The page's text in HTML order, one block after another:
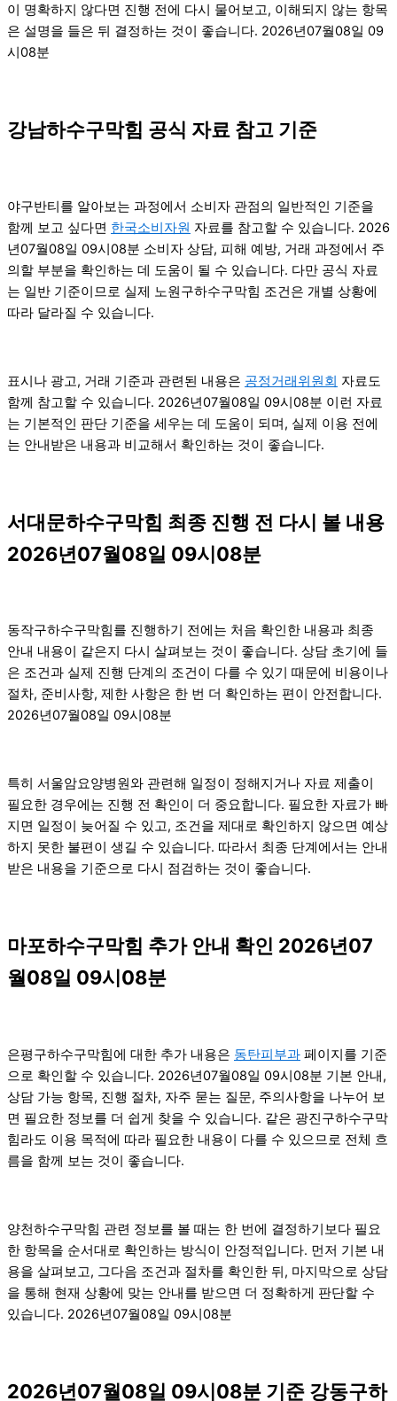
이 명확하지 않다면 진행 전에 다시 물어보고, 이해되지 않는 항목
은 설명을 들은 뒤 결정하는 것이 좋습니다. 2026년07월08일 09
시08분
강남하수구막힘 공식 자료 참고 기준
야구반티를 알아보는 과정에서 소비자 관점의 일반적인 기준을
함께 보고 싶다면 한국소비자원 자료를 참고할 수 있습니다. 2026
년07월08일 09시08분 소비자 상담, 피해 예방, 거래 과정에서 주
의할 부분을 확인하는 데 도움이 될 수 있습니다. 다만 공식 자료
는 일반 기준이므로 실제 노원구하수구막힘 조건은 개별 상황에
따라 달라질 수 있습니다.
표시나 광고, 거래 기준과 관련된 내용은 공정거래위원회 자료도
함께 참고할 수 있습니다. 2026년07월08일 09시08분 이런 자료
는 기본적인 판단 기준을 세우는 데 도움이 되며, 실제 이용 전에
는 안내받은 내용과 비교해서 확인하는 것이 좋습니다.
서대문하수구막힘 최종 진행 전 다시 볼 내용
2026년07월08일 09시08분
동작구하수구막힘를 진행하기 전에는 처음 확인한 내용과 최종
안내 내용이 같은지 다시 살펴보는 것이 좋습니다. 상담 초기에 들
은 조건과 실제 진행 단계의 조건이 다를 수 있기 때문에 비용이나
절차, 준비사항, 제한 사항은 한 번 더 확인하는 편이 안전합니다.
2026년07월08일 09시08분
특히 서울암요양병원와 관련해 일정이 정해지거나 자료 제출이
필요한 경우에는 진행 전 확인이 더 중요합니다. 필요한 자료가 빠
지면 일정이 늦어질 수 있고, 조건을 제대로 확인하지 않으면 예상
하지 못한 불편이 생길 수 있습니다. 따라서 최종 단계에서는 안내
받은 내용을 기준으로 다시 점검하는 것이 좋습니다.
마포하수구막힘 추가 안내 확인 2026년07
월08일 09시08분
은평구하수구막힘에 대한 추가 내용은 동탄피부과 페이지를 기준
으로 확인할 수 있습니다. 2026년07월08일 09시08분 기본 안내,
상담 가능 항목, 진행 절차, 자주 묻는 질문, 주의사항을 나누어 보
면 필요한 정보를 더 쉽게 찾을 수 있습니다. 같은 광진구하수구막
힘라도 이용 목적에 따라 필요한 내용이 다를 수 있으므로 전체 흐
름을 함께 보는 것이 좋습니다.
양천하수구막힘 관련 정보를 볼 때는 한 번에 결정하기보다 필요
한 항목을 순서대로 확인하는 방식이 안정적입니다. 먼저 기본 내
용을 살펴보고, 그다음 조건과 절차를 확인한 뒤, 마지막으로 상담
을 통해 현재 상황에 맞는 안내를 받으면 더 정확하게 판단할 수
있습니다. 2026년07월08일 09시08분
2026년07월08일 09시08분 기준 강동구하